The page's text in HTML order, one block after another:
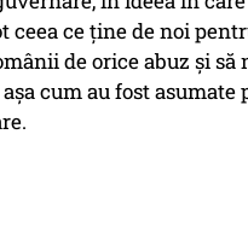
ceea ce ține de noi
de orice abuz și
cum au fost